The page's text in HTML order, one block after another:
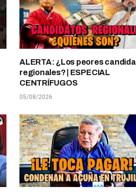
ALERTA: ¿Los peores
regionales? | ESPECIAL
CENTRÍFUGOS
05/08/2026